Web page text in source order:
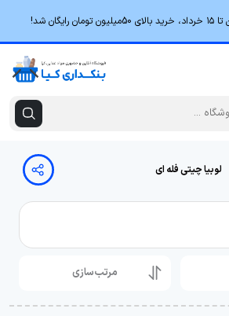
لوبیا چیتی فله ای
مرتب‌سازی